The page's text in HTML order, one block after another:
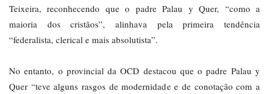
Teixeira, reconhecendo que o padre Palau y Quer, “como a
maioria dos cristãos”, alinhava pela primeira tendência
“federalista, clerical e mais absolutista”.
No entanto, o provincial da OCD destacou que o padre Palau y
Quer “teve alguns rasgos de modernidade e de conotação com a